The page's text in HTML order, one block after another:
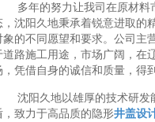
多年的努力让我司在原材
，沈阳久地秉承着锐意进取的
象的不同愿望和要求。公司主
道路施工用途，市场广阔，在
，凭借自身的诚信和质量，得
沈阳久地以雄厚的技术研发
，致力于高品质的隐形井盖设